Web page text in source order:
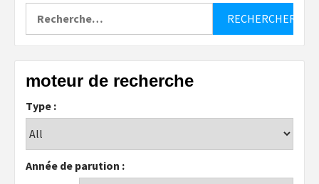
moteur de recherche
Type :
Année de parution :